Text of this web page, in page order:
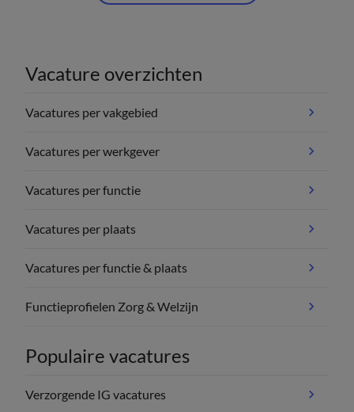
Vacature overzichten
Vacatures per vakgebied
Vacatures per werkgever
Vacatures per functie
Vacatures per plaats
Vacatures per functie & plaats
Functieprofielen Zorg & Welzijn
Populaire vacatures
Verzorgende IG vacatures